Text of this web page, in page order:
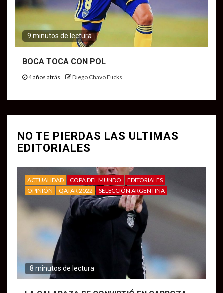
9 minutos de lectura
BOCA TOCA CON POL
4 años atrás Diego Chavo Fucks
NO TE PIERDAS LAS ULTIMAS
EDITORIALES
ACTUALIDAD COPA DEL MUNDO
EDITORIALES
OPINIÓN
QATAR 2022 SELECCIÓN ARGENTINA
8 minutos de lectura